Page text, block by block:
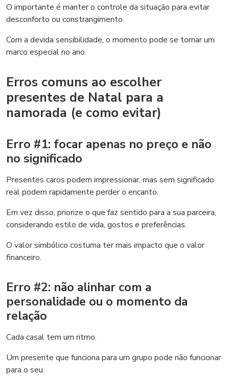
O importante é manter o controle da situação para evitar
desconforto ou constrangimento.
Com a devida sensibilidade, o momento pode se tornar um
marco especial no ano.
Erros comuns ao escolher
presentes de Natal para a
namorada (e como evitar)
Erro #1: focar apenas no preço e não
no significado
Presentes caros podem impressionar, mas sem significado
real podem rapidamente perder o encanto.
Em vez disso, priorize o que faz sentido para a sua parceira,
considerando estilo de vida, gostos e preferências.
O valor simbólico costuma ter mais impacto que o valor
financeiro.
Erro #2: não alinhar com a
personalidade ou o momento da
relação
Cada casal tem um ritmo.
Um presente que funciona para um grupo pode não funcionar
para o seu.